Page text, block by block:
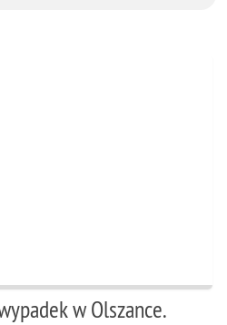
w Olszance.